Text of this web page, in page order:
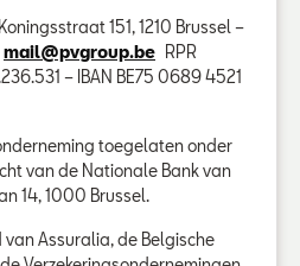
151, 1210 Brussel –
mail@pvgroup.be RPR
– IBAN BE75 0689 4521
toegelaten onder
van de Nationale Bank van
14, 1000 Brussel.
van Assuralia, de Belgische